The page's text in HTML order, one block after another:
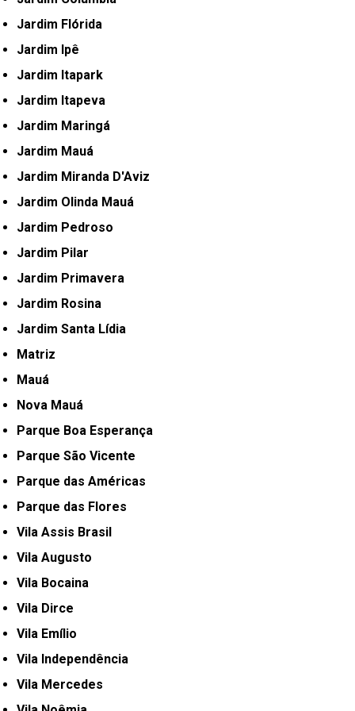
Jardim Flórida
Jardim Ipê
Jardim Itapark
Jardim Itapeva
Jardim Maringá
Jardim Mauá
Jardim Miranda D'Aviz
Jardim Olinda Mauá
Jardim Pedroso
Jardim Pilar
Jardim Primavera
Jardim Rosina
Jardim Santa Lídia
Matriz
Mauá
Nova Mauá
Parque Boa Esperança
Parque São Vicente
Parque das Américas
Parque das Flores
Vila Assis Brasil
Vila Augusto
Vila Bocaina
Vila Dirce
Vila Emílio
Vila Independência
Vila Mercedes